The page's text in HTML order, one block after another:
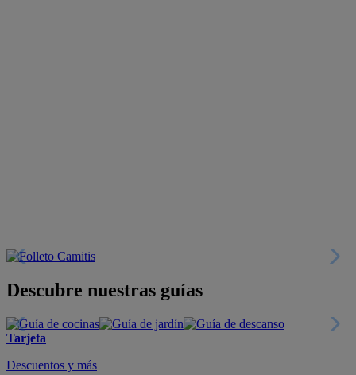
Descubre nuestras guías
Tarjeta
Descuentos y más